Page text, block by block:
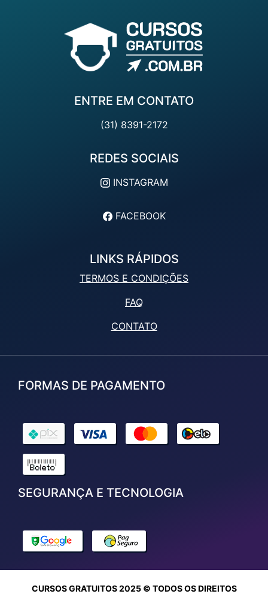
ENTRE EM CONTATO
(31) 8391-2172
REDES SOCIAIS
INSTAGRAM
FACEBOOK
LINKS RÁPIDOS
TERMOS E CONDIÇÕES
FAQ
CONTATO
FORMAS DE PAGAMENTO
SEGURANÇA E TECNOLOGIA
CURSOS GRATUITOS 2025 © TODOS OS DIREITOS